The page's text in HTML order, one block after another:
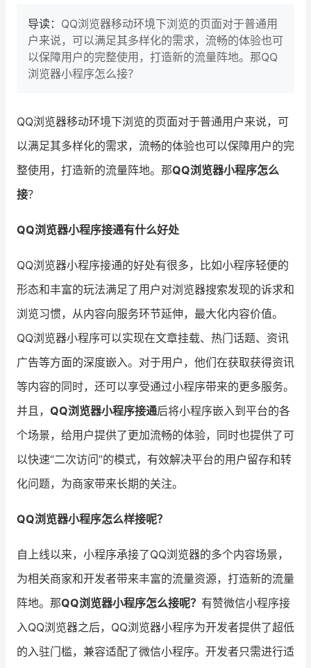
AllValue 战略合作
增长产品指南
产品更新动态 帮助中心
行业洞察
品牌消费观
新零售资讯
培训课程
私域课程 新零售内参
增长俱乐部 有赞商盟
商家社区 社群交流
入驻有赞 认证代理商
认证服务商 设计服务商
有赞云 数据通服务
导读： QQ浏览器移动环境下浏览的页面对于普通用
户来说，可以满足其多样化的需求，流畅的体验也可
以保障用户的完整使用，打造新的流量阵地。那QQ
浏览器小程序怎么接？
QQ浏览器移动环境下浏览的页面对于普通用户来说，可
以满足其多样化的需求，流畅的体验也可以保障用户的完
整使用，打造新的流量阵地。那QQ浏览器小程序怎么
接？
QQ浏览器小程序接通有什么好处
QQ浏览器小程序接通的好处有很多，比如小程序轻便的
形态和丰富的玩法满足了用户对浏览器搜索发现的诉求和
浏览习惯，从内容向服务环节延伸，最大化内容价值。
QQ浏览器小程序可以实现在文章挂载、热门话题、资讯
广告等方面的深度嵌入。对于用户，他们在获取获得资讯
等内容的同时，还可以享受通过小程序带来的更多服务。
并且， QQ浏览器小程序接通后将小程序嵌入到平台的各
个场景，给用户提供了更加流畅的体验，同时也提供了可
以快速“二次访问”的模式，有效解决平台的用户留存和转
化问题，为商家带来长期的关注。
QQ浏览器小程序怎么样接呢？
自上线以来，小程序承接了QQ浏览器的多个内容场景，
为相关商家和开发者带来丰富的流量资源，打造新的流量
阵地。那QQ浏览器小程序怎么接呢？ 有赞微信小程序接
入QQ浏览器之后，QQ浏览器小程序为开发者提供了超低
的入驻门槛，兼容适配了微信小程序。开发者只需进行适